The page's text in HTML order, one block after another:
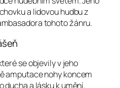
a lidovou hudbu z
tohoto žánru.
se objevily v jeho
amputace nohy koncem
ducha a lásku k umění.